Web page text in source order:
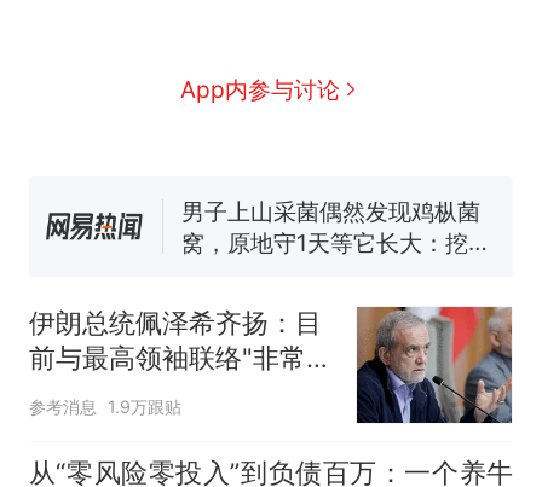
App内参与讨论
人生
新 制裁瓜子饺子，美国怕什
么？
协会回应
男子上山采菌偶然发现鸡枞菌
窝，原地守1天等它长大：挖了
回大海 目击者直呼震惊 （视频
来源：参考消息）
笔试第一被第二名传话劝弃考
官方通报
那个在床头放菜刀的女孩，
人生
伊朗总统佩泽希齐扬：目
前与最高领袖联络"非常困
难"
参考消息 1.9万跟贴
从“零风险零投入”到负债百万：一个养牛